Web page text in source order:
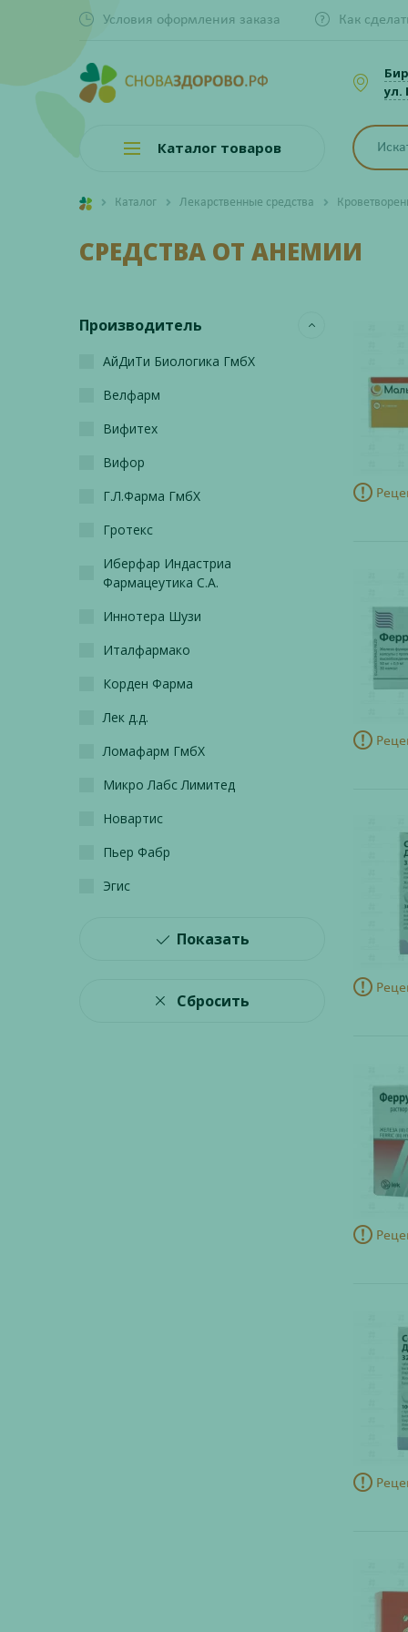
Условия оформления заказа Как
ул.
Каталог товаров
Каталог Лекарственные средства
СРЕДСТВА ОТ АНЕМИИ
Производитель
АйДиТи Биологика ГмбХ
Велфарм
Вифитех
Вифор
Г.Л.Фарма ГмбХ
Гротекс
Иберфар Индастриа
Фармацеутика С.А.
Иннотера Шузи
Италфармако
Корден Фарма
Лек д.д.
Ломафарм ГмбХ
Микро Лабс Лимитед
Новартис
Пьер Фабр
Эгис
Показать
Сбросить